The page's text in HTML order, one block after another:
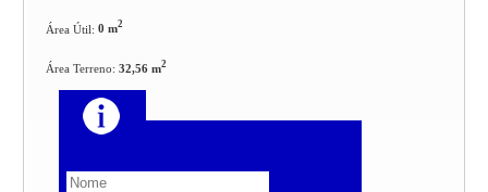
Área Útil:0 m2
Área Terreno:32,56 m2